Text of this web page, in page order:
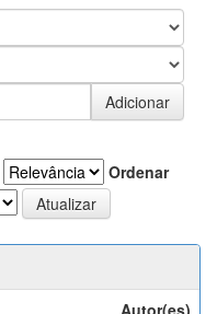
Ordenar
Autor(es)